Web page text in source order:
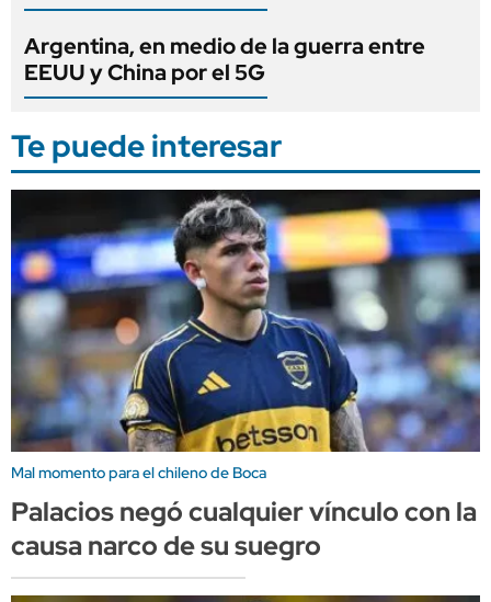
Argentina, en medio de la guerra entre
EEUU y China por el 5G
Te puede interesar
Mal momento para el chileno de Boca
Palacios negó cualquier vínculo con la
causa narco de su suegro